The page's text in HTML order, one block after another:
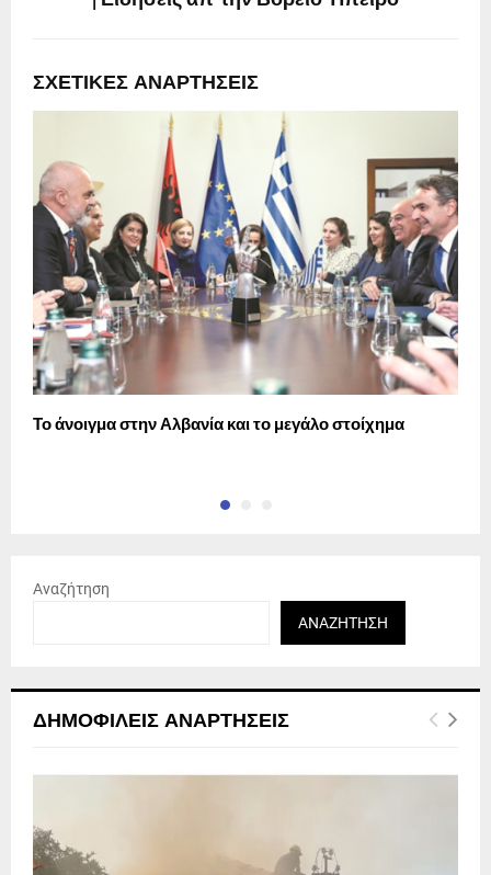
ΣΧΕΤΙΚΈΣ ΑΝΑΡΤΉΣΕΙΣ
Το άνοιγμα στην Αλβανία και το μεγάλο στοίχημα
Αναζήτηση
ΑΝΑΖΉΤΗΣΗ
ΔΗΜΟΦΙΛΕΊΣ ΑΝΑΡΤΉΣΕΙΣ